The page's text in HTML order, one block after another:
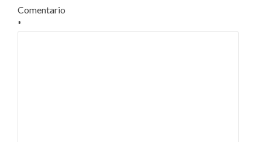
Comentario
*